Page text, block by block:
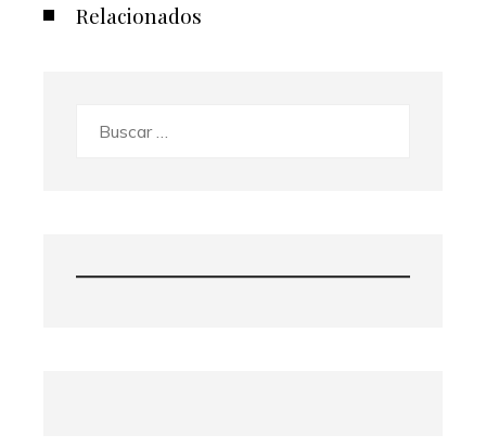
Relacionados